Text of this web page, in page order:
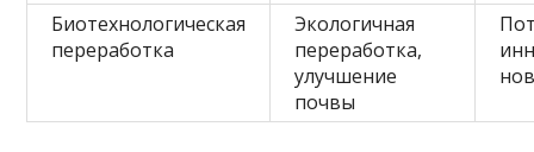
Биотехнологическая
переработка
Экологичная
переработка,
улучшение
почвы